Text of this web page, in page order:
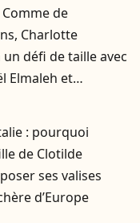
Comme de
Charlotte
défi de taille avec
Elmaleh et
: pourquoi
de Clotilde
ses valises
d’Europe